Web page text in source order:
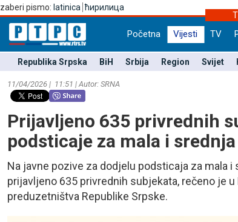
Izaberi pismo: latinica ћирилица
Početna Vijesti TV
Republika Srpska BiH Srbija Region Svijet
11/04/2026 | 11:51 | Autor: SRNA
Prijavljeno 635 privrednih
podsticaje za mala i
Na javne pozive za dodjelu podsticaja za mala
prijavljeno 635 privrednih subjekata, rečeno je
preduzetništva Republike Srpske.